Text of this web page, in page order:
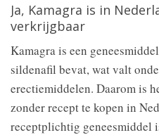
Ja, Kamagra is in
verkrijgbaar
Kamagra is een
sildenafil bevat, wat valt
erectiemiddelen. Daarom is
zonder recept te kopen in
receptplichtig geneesmiddel